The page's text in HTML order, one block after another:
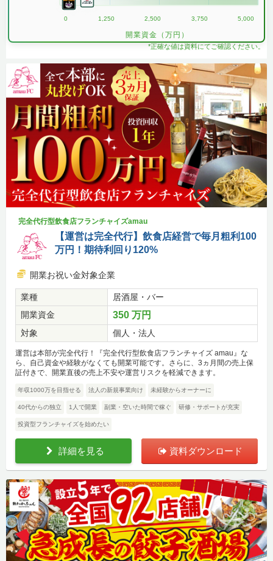
0 1,250 2,500 3,750 5,000
開業資金（万円）
*正確な値は資料にてご確認ください。
完全代行型飲食店フランチャイズamau
【運営は完全代行】飲食店経営で毎月粗利100
万円！期待利回り120%
開業お祝い金対象企業
業種
居酒屋・バー
開業資金
350 万円
対象 個人・法人
運営は本部が完全代行！『完全代行型飲食店フランチャイズ amau』な
ら、自己資金や経験がなくても開業可能です。さらに、3ヵ月間の売上保
証付きで、開業直後の売上不安や運営リスクを軽減できます。
年収1000万を目指せる 法人の新規事業向け 未経験からオーナーに
40代からの独立 1人で開業 副業・空いた時間で稼ぐ 研修・サポートが充実
投資型フランチャイズを始めたい
詳細を見る 資料ダウンロード